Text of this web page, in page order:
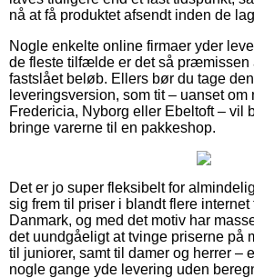
nå at få produktet afsendt inden de
Nogle enkelte online firmaer yder
de fleste tilfælde er det så præmissen
fastslået beløb. Ellers bør du tage
leveringsversion, som tit – uanset om
Fredericia, Nyborg eller Ebeltoft – vil
bringe varerne til en pakkeshop.
Det er jo super fleksibelt for
sig frem til priser i blandt flere internet
Danmark, og med det motiv har
det uundgåeligt at tvinge priserne på
til juniorer, samt til damer og herrer –
nogle gange yde levering uden